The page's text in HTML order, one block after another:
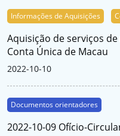
Informações de Aquisições
Aquisição de serviços
Conta Única de Macau
2022-10-10
Documentos orientadores
2022-10-09 Ofício-